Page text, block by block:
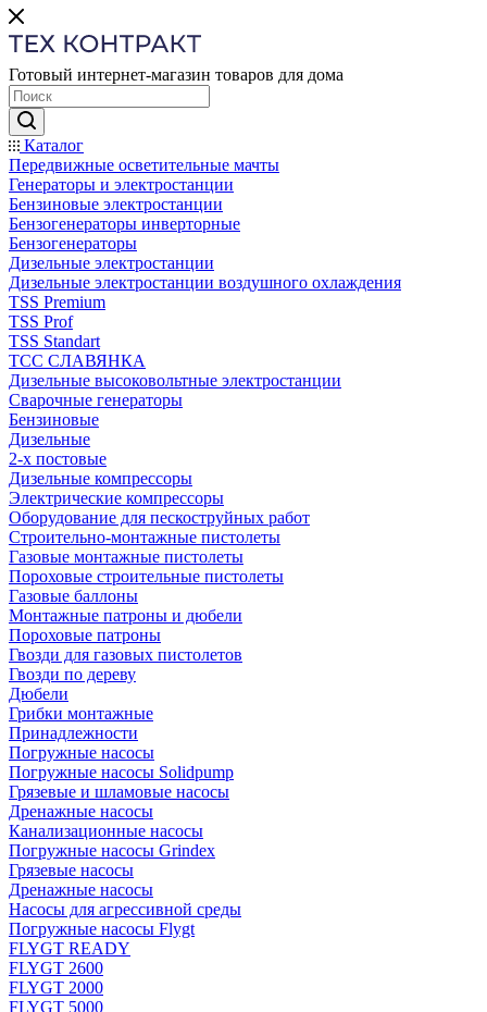
Готовый интернет-магазин товаров для дома
Каталог
Передвижные осветительные мачты
Генераторы и электростанции
Бензиновые электростанции
Бензогенераторы инверторные
Бензогенераторы
Дизельные электростанции
Дизельные электростанции воздушного охлаждения
TSS Premium
TSS Prof
TSS Standart
ТСС СЛАВЯНКА
Дизельные высоковольтные электростанции
Сварочные генераторы
Бензиновые
Дизельные
2-х постовые
Дизельные компрессоры
Электрические компрессоры
Оборудование для пескоструйных работ
Строительно-монтажные пистолеты
Газовые монтажные пистолеты
Пороховые строительные пистолеты
Газовые баллоны
Монтажные патроны и дюбели
Пороховые патроны
Гвозди для газовых пистолетов
Гвозди по дереву
Дюбели
Грибки монтажные
Принадлежности
Погружные насосы
Погружные насосы Solidpump
Грязевые и шламовые насосы
Дренажные насосы
Канализационные насосы
Погружные насосы Grindex
Грязевые насосы
Дренажные насосы
Насосы для агрессивной среды
Погружные насосы Flygt
FLYGT READY
FLYGT 2600
FLYGT 2000
FLYGT 5000